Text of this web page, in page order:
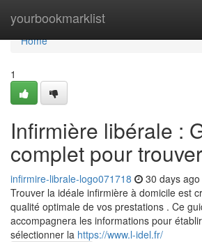
yourbookmarklist
Home
Home
1
Infirmière libérale :
complet pour
infirmire-librale-logo071718 30 days ago
Trouver la idéale infirmière à domicile est
qualité optimale de vos prestations . Ce
accompagnera les informations pour
sélectionner la https://www.l-idel.fr/